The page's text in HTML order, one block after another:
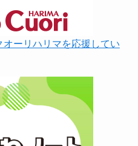
ーリハリマを応援してい